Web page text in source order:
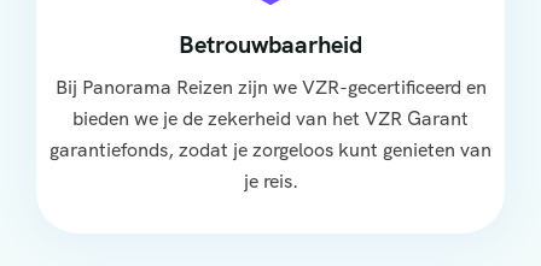
Betrouwbaarheid
Bij Panorama Reizen zijn we VZR-gecertificeerd en
bieden we je de zekerheid van het VZR Garant
garantiefonds, zodat je zorgeloos kunt genieten van
je reis.